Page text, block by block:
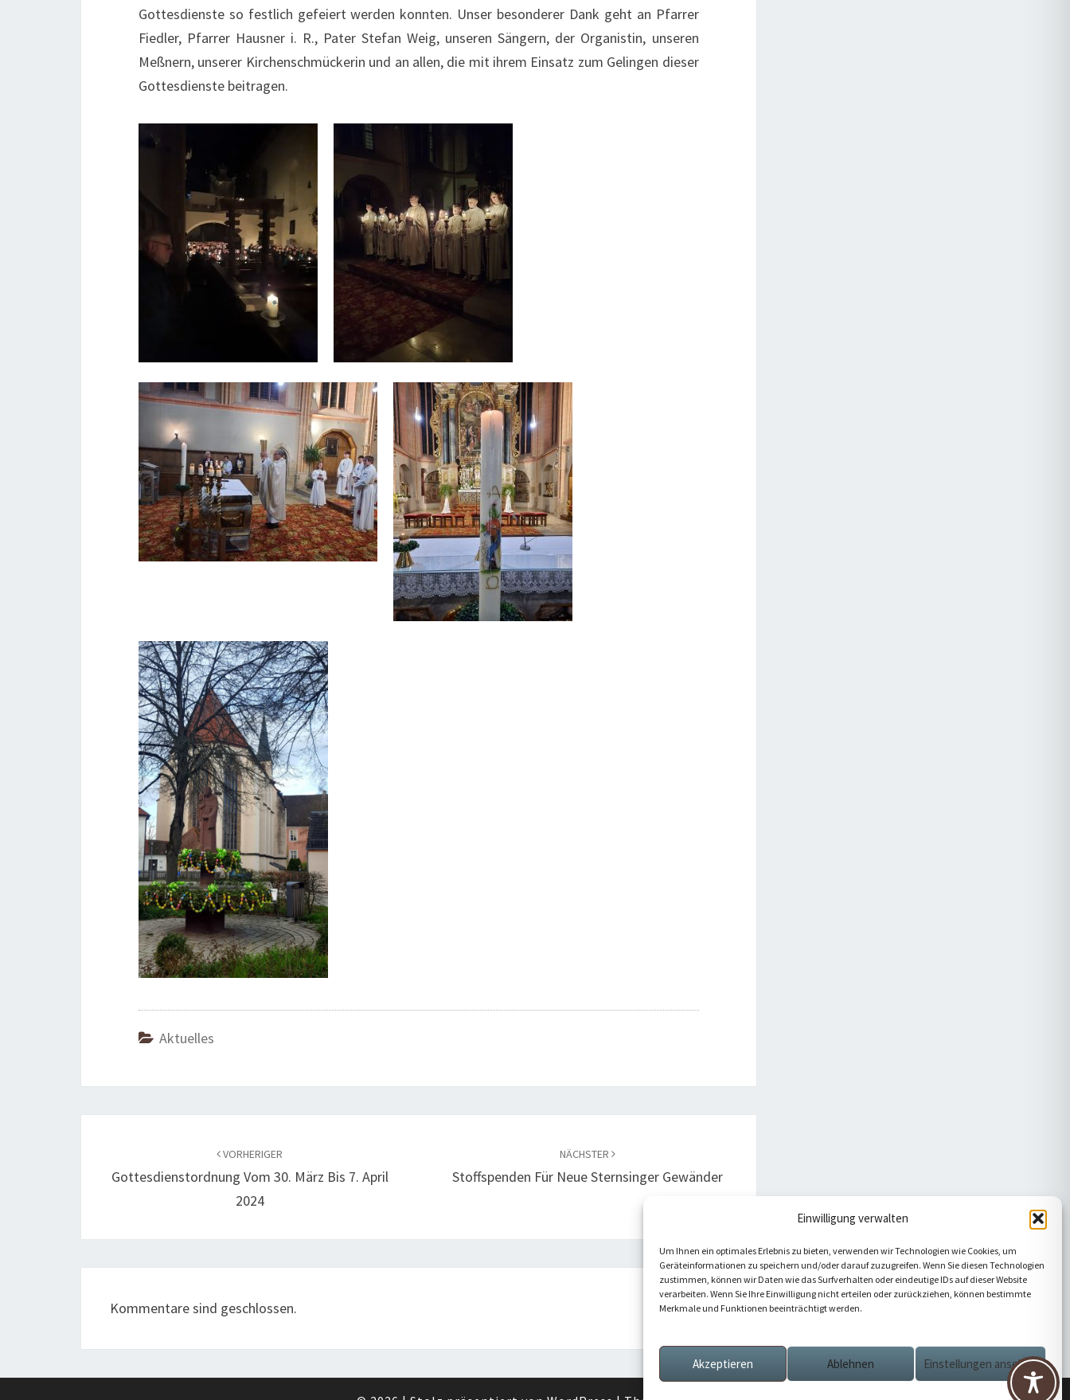
Einwilligung verwalten
Um Ihnen ein optimales Erlebnis zu bieten, verwenden wir Technologien wie Cookies, um
Geräteinformationen zu speichern und/oder darauf zuzugreifen. Wenn Sie diesen Technologien
zustimmen, können wir Daten wie das Surfverhalten oder eindeutige IDs auf dieser Website
verarbeiten. Wenn Sie Ihre Einwilligung nicht erteilen oder zurückziehen, können bestimmte
Merkmale und Funktionen beeinträchtigt werden.
Akzeptieren Ablehnen Einstellungen ansehen
Gottesdienste so festlich gefeiert werden konnten. Unser besonderer Dank geht an Pfarrer
Fiedler, Pfarrer Hausner i. R., Pater Stefan Weig, unseren Sängern, der Organistin, unseren
Meßnern, unserer Kirchenschmückerin und an allen, die mit ihrem Einsatz zum Gelingen dieser
Gottesdienste beitragen.
Aktuelles
VORHERIGER
Gottesdienstordnung Vom 30. März Bis 7. April
2024
NÄCHSTER
Stoffspenden Für Neue Sternsinger Gewänder
Kommentare sind geschlossen.